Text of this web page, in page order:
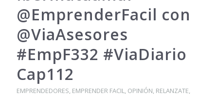
@EmprenderFacil con
@ViaAsesores
#EmpF332 #ViaDiario
Cap112
EMPRENDEDORES, EMPRENDER FACIL, OPINIÓN, RELANZATE,